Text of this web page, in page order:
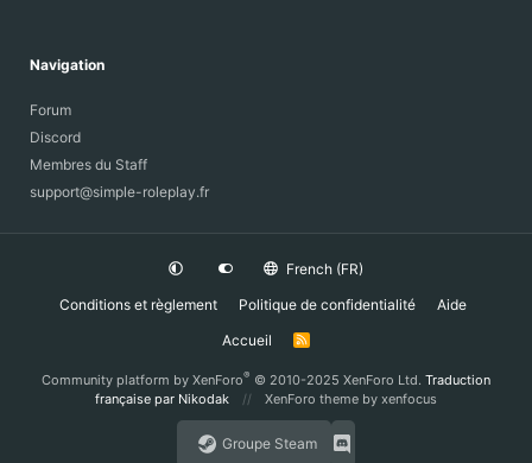
Navigation
Forum
Discord
Membres du Staff
support@simple-roleplay.fr
French (FR)
Conditions et règlement
Politique de confidentialité
Aide
Accueil
R
Community platform by XenForo® © 2010-2025 XenForo Ltd. Traduction
française par Nikodak
XenForo theme by xenfocus
Groupe Steam